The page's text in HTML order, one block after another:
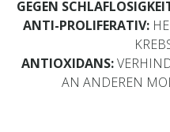
GEGEN
ANTI-PROLIFERATIV:
ANTIOXIDANS:
AN ANDEREN